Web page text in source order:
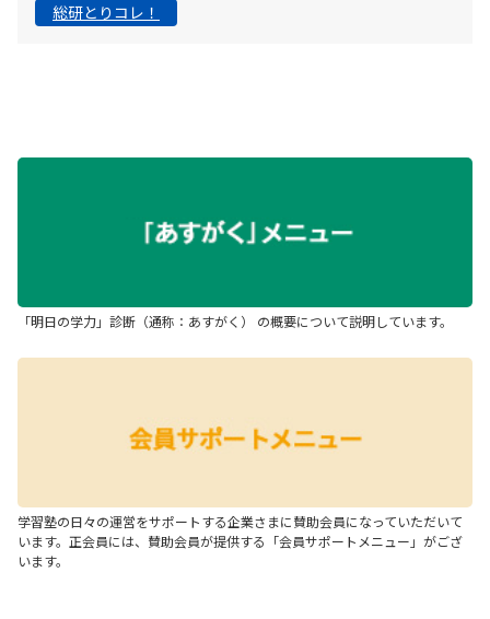
総研とりコレ！
「明日の学力」診断（通称：あすがく） の概要について説明しています。
学習塾の日々の運営をサポートする企業さまに賛助会員になっていただいて
います。正会員には、賛助会員が提供する「会員サポートメニュー」がござ
います。